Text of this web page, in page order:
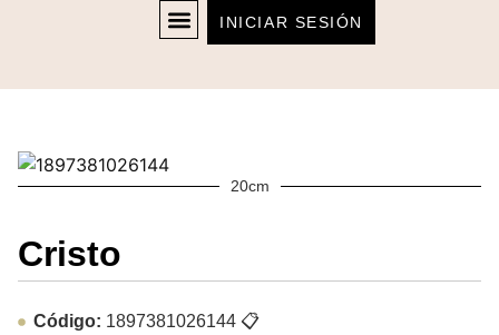
INICIAR SESIÓN
20cm
Cristo
Código: 1897381026144📋